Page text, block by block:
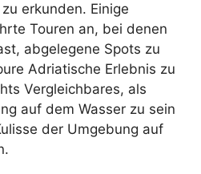
erkunden. Einige
Touren an, bei denen
abgelegene Spots zu
Adriatische Erlebnis zu
Vergleichbares, als
auf dem Wasser zu sein
der Umgebung auf